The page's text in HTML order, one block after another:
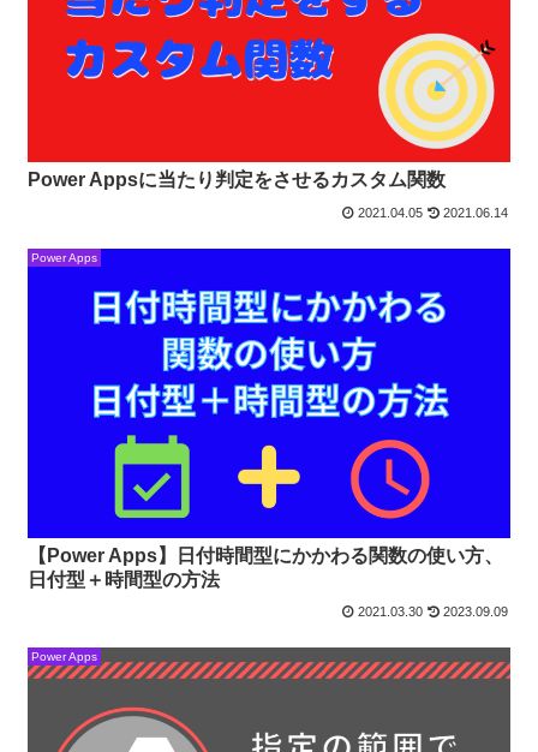
Power Appsに当たり判定をさせるカスタム関数
2021.04.05 2021.06.14
Power Apps
【Power Apps】日付時間型にかかわる関数の使い方、
日付型＋時間型の方法
2021.03.30 2023.09.09
Power Apps